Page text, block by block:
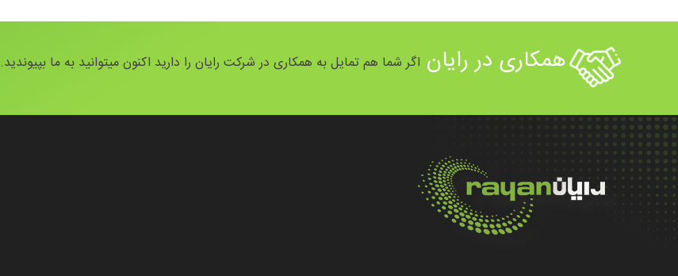
همکاری در رایان اگر شما هم تمایل به همکاری در شرکت رایان را دارید اکنون میتوانید به ما بپیوندید.